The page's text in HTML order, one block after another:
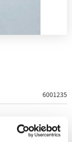
6001235